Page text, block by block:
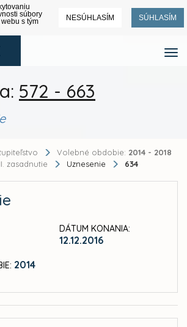
súbory
s tým
NESÚHLASÍM SÚHLASÍM
572 - 663
Volebné obdobie: 2014 - 2018
zasadnutie Uznesenie 634
2014
DÁTUM KONANIA:
12.12.2016